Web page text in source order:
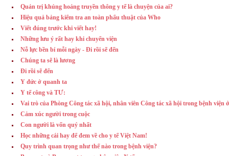
Quản trị khủng hoảng truyền thông y tế là chuyện của ai?
Hiệu quả bảng kiểm tra an toàn phẩu thuật của Who
Viết đúng trước khi viết hay!
Những lưu ý rất hay khi chuyển viện
Nỗ lực bền bỉ mỗi ngày - Đi rồi sẽ đến
Chúng ta sẽ là lương
Đi rồi sẽ đến
Y đức ở quanh ta
Y tế công và TƯ:
Vai trò của Phòng Công tác xã hội, nhân viên Công tác xã hội trong bệnh viện
Cảm xúc người trong cuộc
Con người là vốn quý nhất
Học những cái hay để đem về cho y tế Việt Nam!
Quy trình quan trọng như thế nào trong bệnh viện?